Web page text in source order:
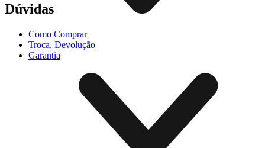
Dúvidas
Como Comprar
Troca, Devolução
Garantia